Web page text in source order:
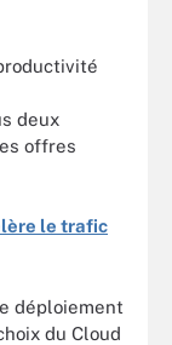
deux
offres
le trafic
déploiement
du Cloud